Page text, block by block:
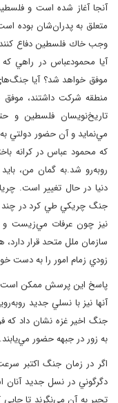
آنجا آغاز شده است و
متعلق به پدران‌شان بوده
وجب خاك فلسطين دفاع
آيا محمودعباس در راهي
موفق خواهد شد؟ آيا
منطقه شركت داشتند، موفق
تاريخ‌نويسان فلسطين
مي‌نمايد و آن حضور دولتي
كه محمود عباس در كرانه
روبه‌رو شد.به گمان من،
دنيا در حال تغيير است.
جنگ چريكي طي كرد در چند
نيز چون عرفات مي‌زيست و
سازمان ملل متحد قرار
زودي زمام امور را به دست
پاسخ اين پرسش ممكن است
آنها نيز با نسلي جديد
جنگ اخير غزه نشان داد
به زور در جبهه حضور مي‌يابند.
اگر در زمان جنگ اكتبر
دگرگوني در نسل جديد
تحير به آن مي‌نگرند تا